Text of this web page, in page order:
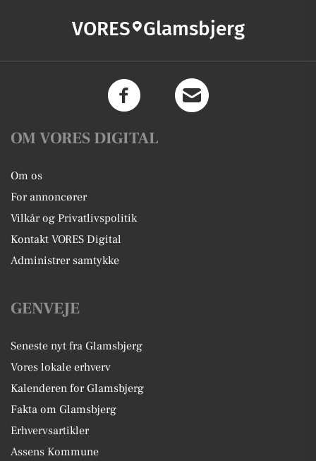
VORES Glamsbjerg
OM VORES DIGITAL
Om os
For annoncører
Vilkår og Privatlivspolitik
Kontakt VORES Digital
Administrer samtykke
GENVEJE
Seneste nyt fra Glamsbjerg
Vores lokale erhverv
Kalenderen for Glamsbjerg
Fakta om Glamsbjerg
Erhvervsartikler
Assens Kommune